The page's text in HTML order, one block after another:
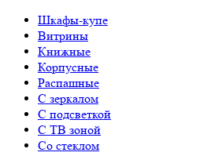
Шкафы-купе
Витрины
Книжные
Корпусные
Распашные
С зеркалом
С подсветкой
С ТВ зоной
Со стеклом